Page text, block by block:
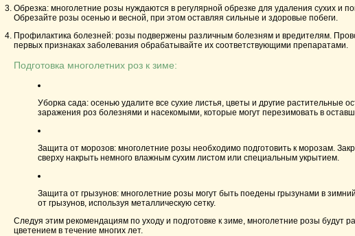
Обрезка: многолетние розы нуждаются в регулярной обрезке для удаления сухих и
Обрезайте розы осенью и весной, при этом оставляя сильные и здоровые побеги.
Профилактика болезней: розы подвержены различным болезням и вредителям.
первых признаках заболевания обрабатывайте их соответствующими препаратами.
Подготовка многолетних роз к зиме:
Уборка сада: осенью удалите все сухие листья, цветы и другие растительные
заражения роз болезнями и насекомыми, которые могут перезимовать в
Защита от морозов: многолетние розы необходимо подготовить к морозам.
сверху накрыть немного влажным сухим листом или специальным укрытием.
Защита от грызунов: многолетние розы могут быть поедены грызунами в
от грызунов, используя металлическую сетку.
Следуя этим рекомендациям по уходу и подготовке к зиме, многолетние розы будут
цветением в течение многих лет.